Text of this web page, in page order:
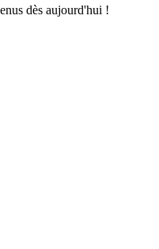
dès aujourd'hui !